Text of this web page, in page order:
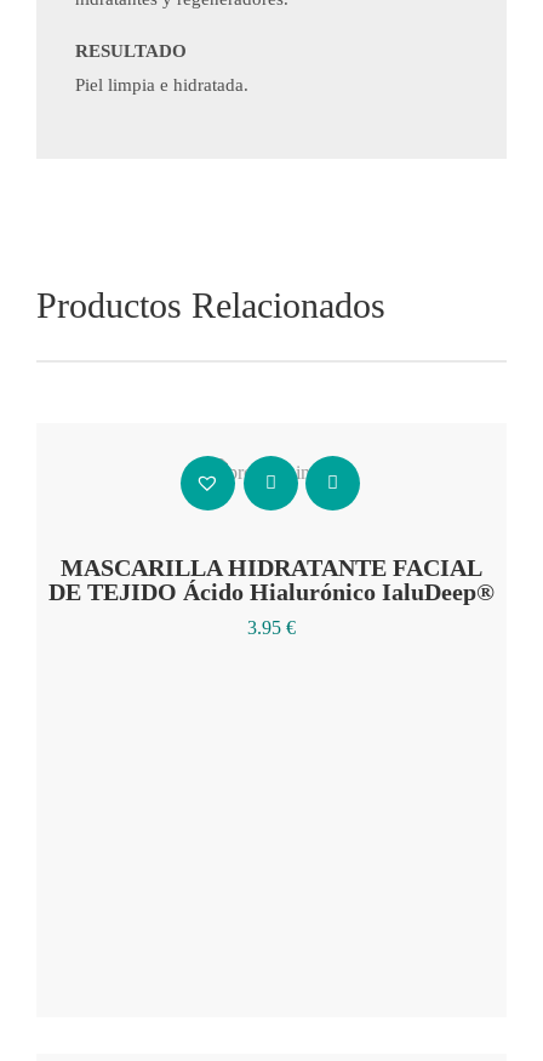
RESULTADO
Piel limpia e h​idratada.
Productos Relacionados
Añadir al carrito
MASCARILLA HIDRATANTE FACIAL
DE TEJIDO Ácido Hialurónico IaluDeep®
3.95 €